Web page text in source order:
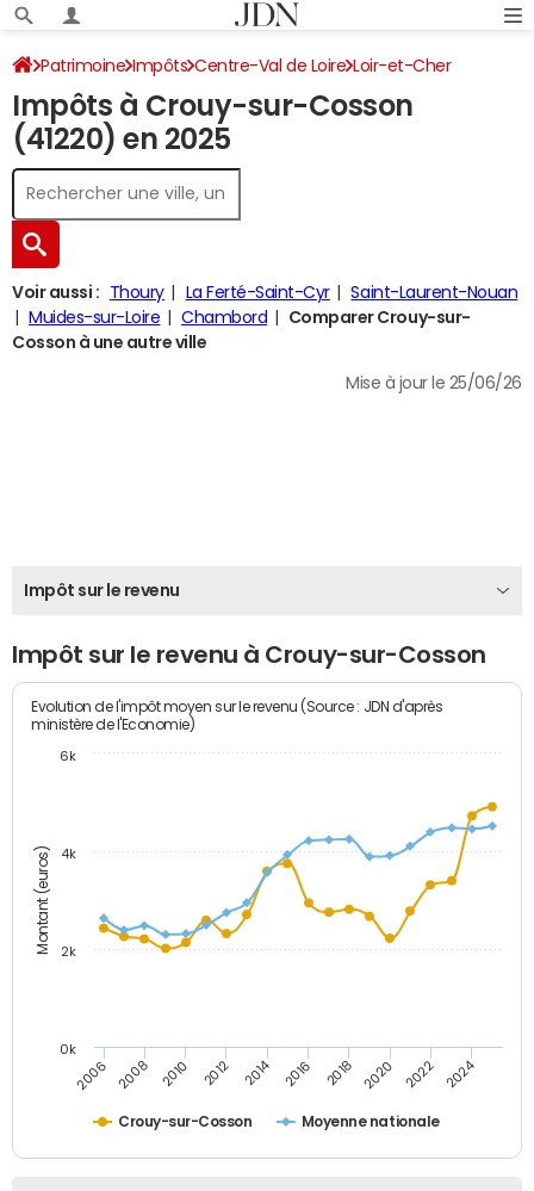
Patrimoine Impôts Centre-Val de Loire Loir-et-Cher
Crouy-sur-Cosson Impôt sur le revenu
Impôts à Crouy-sur-Cosson
(41220) en 2025
Voir aussi : Thoury La Ferté-Saint-Cyr
Saint-Laurent-Nouan
Muides-sur-Loire
Chambord
Comparer Crouy-sur-
Cosson à une autre ville
Mise à jour le 25/06/26
Impôt sur le revenu
Impôt sur le revenu à Crouy-sur-Cosson
Montant (euros)
Evolution de l'impôt moyen sur le revenu (Source : JDN d'après
ministère de l'Economie)
Crouy-sur-Cosson Moyenne nationale
2006 2008 2010 2012 2014 2016 2018 2020 2022 2024
0k
2k
4k
6k